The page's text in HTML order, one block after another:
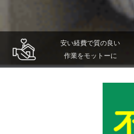
安い経費で質の良い
作業をモットーに